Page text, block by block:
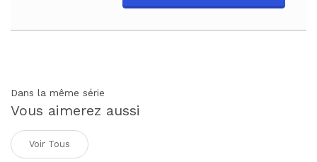
Dans la même série
Vous aimerez aussi
Voir Tous